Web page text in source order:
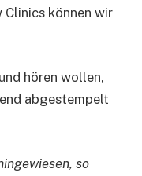
können wir
hören wollen,
abgestempelt
so